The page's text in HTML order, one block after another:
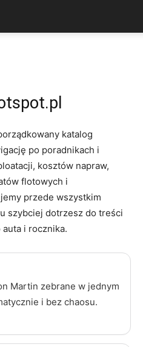
katalog
po poradnikach i
kosztów napraw,
flotowych i
przede wszystkim
szybciej dotrzesz do treści
i rocznika.
Martin zebrane w jednym
i bez chaosu.